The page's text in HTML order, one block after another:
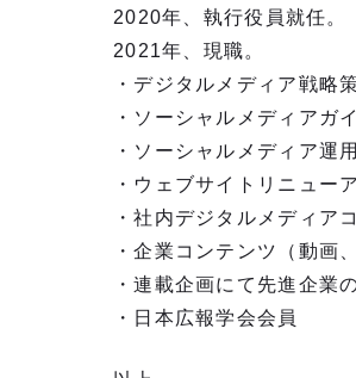
2020年、執行役員就任。
2021年、現職。
・デジタルメディア戦略
・ソーシャルメディアガ
・ソーシャルメディア運
・ウェブサイトリニュー
・社内デジタルメディア
・企業コンテンツ（動画
・連載企画にて先進企業
・日本広報学会会員